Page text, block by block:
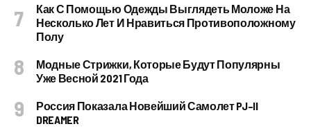
Как С Помощью Одежды Выглядеть Моложе На
Несколько Лет И Нравиться Противоположному
Полу
Модные Стрижки, Которые Будут Популярны
Уже Весной 2021 Года
Россия Показала Новейший Самолет PJ–II
DREAMER